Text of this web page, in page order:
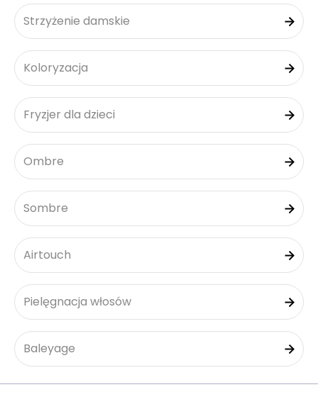
Strzyżenie damskie
Koloryzacja
Fryzjer dla dzieci
Ombre
Sombre
Airtouch
Pielęgnacja włosów
Baleyage